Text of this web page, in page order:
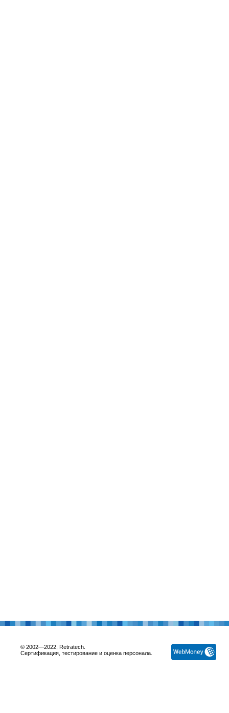
© 2002—2022, Retratech.
Сертификация, тестирование и оценка персонала.